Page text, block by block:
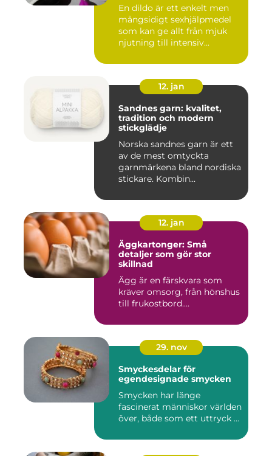
En dildo är ett enkelt men
mångsidigt sexhjälpmedel
som kan ge allt från mjuk
njutning till intensiv...
12. jan
Sandnes garn: kvalitet,
tradition och modern
stickglädje
Norska sandnes garn är ett
av de mest omtyckta
garnmärkena bland nordiska
stickare. Kombin...
12. jan
Äggkartonger: Små
detaljer som gör stor
skillnad
Ägg är en färskvara som
kräver omsorg, från hönshus
till frukostbord....
29. nov
Smyckesdelar för
egendesignade smycken
Smycken har länge
fascinerat människor världen
över, både som ett uttryck ...